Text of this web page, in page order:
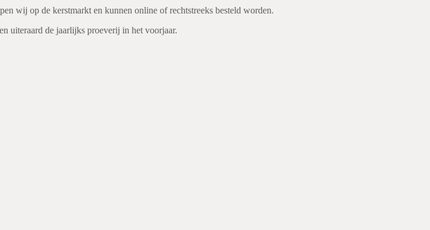
wij op de kerstmarkt en kunnen online of rechtstreeks besteld worden.
uiteraard de jaarlijks proeverij in het voorjaar.